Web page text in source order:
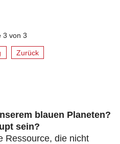
3 von 3
Zurück
blauen Planeten?
sein?
Ressource, die nicht